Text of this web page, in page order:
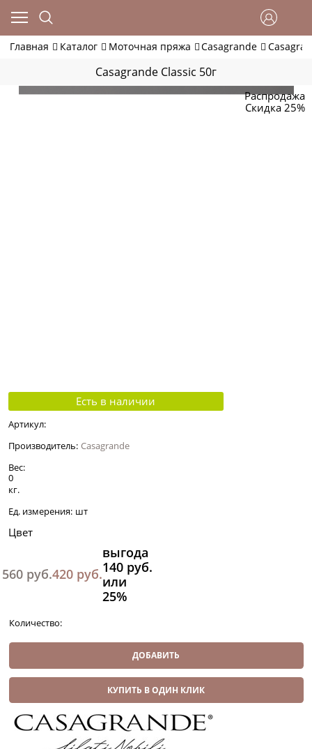
Главная Каталог Моточная пряжа Casagrande
Casagrande Classic 50г
Распродажа
Скидка 25%
Есть в наличии
Артикул:
Производитель: Casagrande
Вес:
0
кг.
Ед. измерения: шт
Цвет
560 руб.420 руб.
выгода
140 руб.
или
25%
Количество:
ДОБАВИТЬ
КУПИТЬ В ОДИН КЛИК